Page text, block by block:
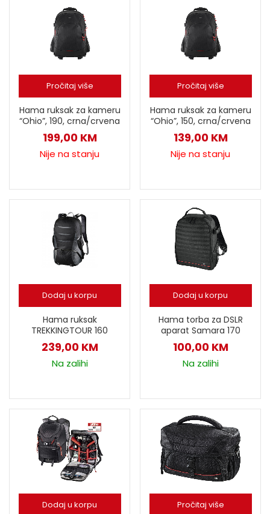
Pročitaj više
Hama ruksak za kameru
“Ohio”, 190, crna/crvena
199,00 KM
Nije na stanju
Pročitaj više
Hama ruksak za kameru
“Ohio”, 150, crna/crvena
139,00 KM
Nije na stanju
Dodaj u korpu
Hama ruksak
TREKKINGTOUR 160
239,00 KM
Na zalihi
Dodaj u korpu
Hama torba za DSLR
aparat Samara 170
100,00 KM
Na zalihi
Dodaj u korpu Pročitaj više